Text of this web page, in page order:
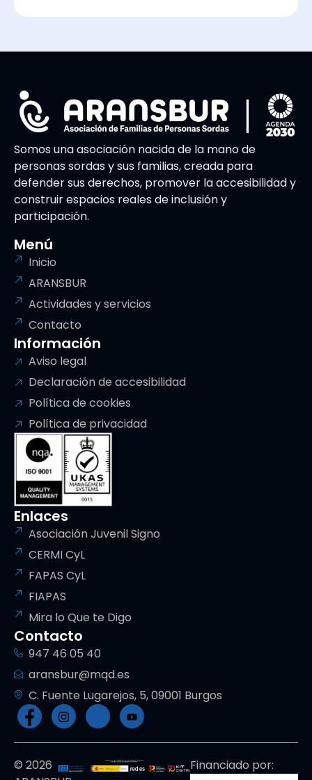
Somos una asociación nacida de la mano de
personas sordas y sus familias, creada para
defender sus derechos, promover la accesibilidad y
construir espacios reales de inclusión y
participación.
Menú
Inicio
ARANSBUR
Actividades y servicios
Contacto
Información
Aviso legal
Declaración de accesibilidad
Política de cookies
Política de privacidad
Enlaces
Asociación Juvenil Signo
CERMI CyL
FAPAS CyL
FIAPAS
Mira lo Que te Digo
Contacto
947 46 05 40
aransbur@mqd.es
C. Fuente Lugarejos, 5, 09001 Burgos
© 2026
Financiado por: